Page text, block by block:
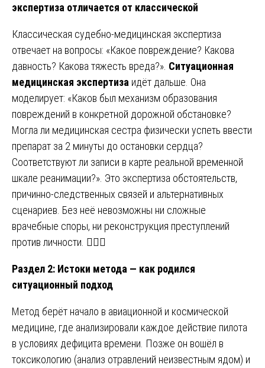
экспертиза отличается от классической
Классическая судебно-медицинская экспертиза
отвечает на вопросы: «Какое повреждение? Какова
давность? Какова тяжесть вреда?». Ситуационная
медицинская экспертиза идёт дальше. Она
моделирует: «Каков был механизм образования
повреждений в конкретной дорожной обстановке?
Могла ли медицинская сестра физически успеть ввести
препарат за 2 минуты до остановки сердца?
Соответствуют ли записи в карте реальной временной
шкале реанимации?». Это экспертиза обстоятельств,
причинно-следственных связей и альтернативных
сценариев. Без неё невозможны ни сложные
врачебные споры, ни реконструкция преступлений
против личности. 🕵️‍♂️📅
Раздел 2: Истоки метода — как родился
ситуационный подход
Метод берёт начало в авиационной и космической
медицине, где анализировали каждое действие пилота
в условиях дефицита времени. Позже он вошёл в
токсикологию (анализ отравлений неизвестным ядом) и